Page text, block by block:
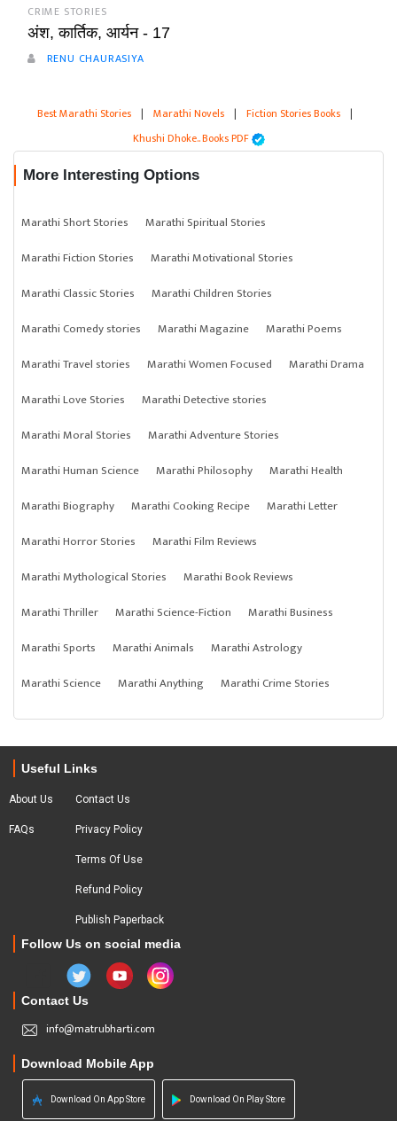
CRIME STORIES
अंश, कार्तिक, आर्यन - 17
RENU CHAURASIYA
Best Marathi Stories | Marathi Novels | Fiction Stories Books |
Khushi Dhoke..️️️ Books PDF
More Interesting Options
Marathi Short Stories
Marathi Spiritual Stories
Marathi Fiction Stories
Marathi Motivational Stories
Marathi Classic Stories
Marathi Children Stories
Marathi Comedy stories
Marathi Magazine
Marathi Poems
Marathi Travel stories
Marathi Women Focused
Marathi Drama
Marathi Love Stories
Marathi Detective stories
Marathi Moral Stories
Marathi Adventure Stories
Marathi Human Science
Marathi Philosophy
Marathi Health
Marathi Biography
Marathi Cooking Recipe
Marathi Letter
Marathi Horror Stories
Marathi Film Reviews
Marathi Mythological Stories
Marathi Book Reviews
Marathi Thriller
Marathi Science-Fiction
Marathi Business
Marathi Sports
Marathi Animals
Marathi Astrology
Marathi Science
Marathi Anything Marathi Crime Stories
Useful Links
About Us
FAQs
Contact Us
Privacy Policy
Terms Of Use
Refund Policy
Publish Paperback
Follow Us on social media
Contact Us
info@matrubharti.com
Download Mobile App
Download On App Store Download On Play Store